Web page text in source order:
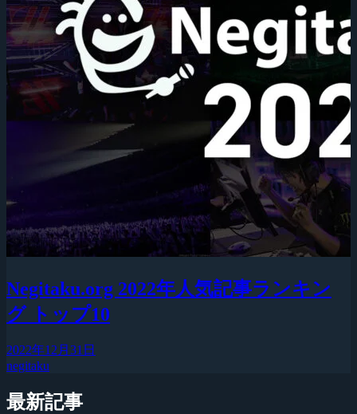
Negitaku.org 2022年人気記事ランキン
グ トップ10
2022年12月31日
negitaku
最新記事